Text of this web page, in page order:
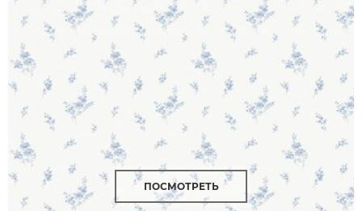
ПОСМОТРЕТЬ